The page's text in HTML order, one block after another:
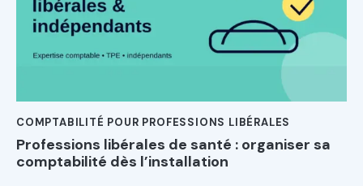
COMPTABILITÉ POUR PROFESSIONS LIBÉRALES
Professions libérales de santé : organiser sa
comptabilité dès l’installation